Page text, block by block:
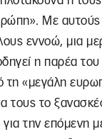
Με αυτούς
εννοώ, μια
η παρέα του
«μεγάλη
τους το
για την